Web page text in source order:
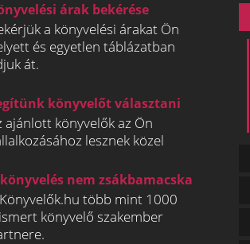
árak bekérése
a könyvelési árakat Ön
és egyetlen táblázatban
át.
könyvelőt választani
ajánlott könyvelők az Ön
lesznek közel
nem zsákbamacska
több mint 1000
könyvelő szakember